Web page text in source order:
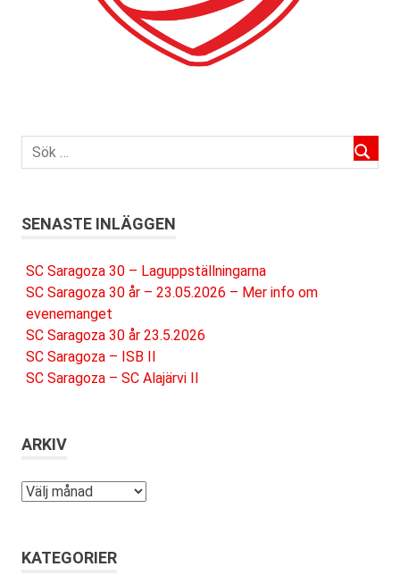
SENASTE INLÄGGEN
SC Saragoza 30 – Laguppställningarna
SC Saragoza 30 år – 23.05.2026 – Mer info om
evenemanget
SC Saragoza 30 år 23.5.2026
SC Saragoza – ISB II
SC Saragoza – SC Alajärvi II
ARKIV
Arkiv
KATEGORIER